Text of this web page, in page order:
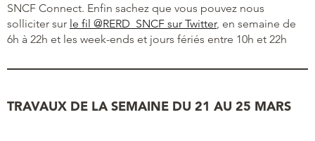
SNCF Connect. Enfin sachez que vous pouvez nous
solliciter sur le fil @RERD_SNCF sur Twitter, en semaine de
6h à 22h et les week-ends et jours fériés entre 10h et 22h
TRAVAUX DE LA SEMAINE DU 21 AU 25 MARS